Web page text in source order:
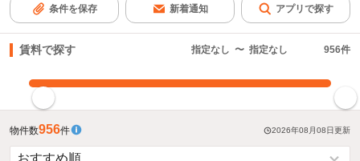
条件を保存 新着通知 アプリで探す
賃料で探す 指定なし 〜 指定なし 956件
物件数956件 2026年08月08日更新